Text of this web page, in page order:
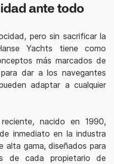
ante todo
pero sin sacrificar la
Yachts tiene como
más marcados de
dar a los navegantes
adaptar a cualquier
nacido en 1990,
inmediato en la industra
alta gama, diseñados para
de cada propietario de